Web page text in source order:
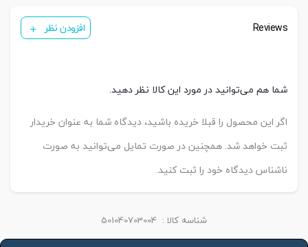
Reviews افزودن نظر
شما هم می‌توانید در مورد این کالا نظر دهید.
اگر این محصول را قبلا خریده باشید، دیدگاه شما به عنوان خریدار
ثبت خواهد شد. همچنین در صورت تمایل می‌توانید به صورت
ناشناس دیدگاه خود را ثبت کنید.
شناسه کالا : 501040703004